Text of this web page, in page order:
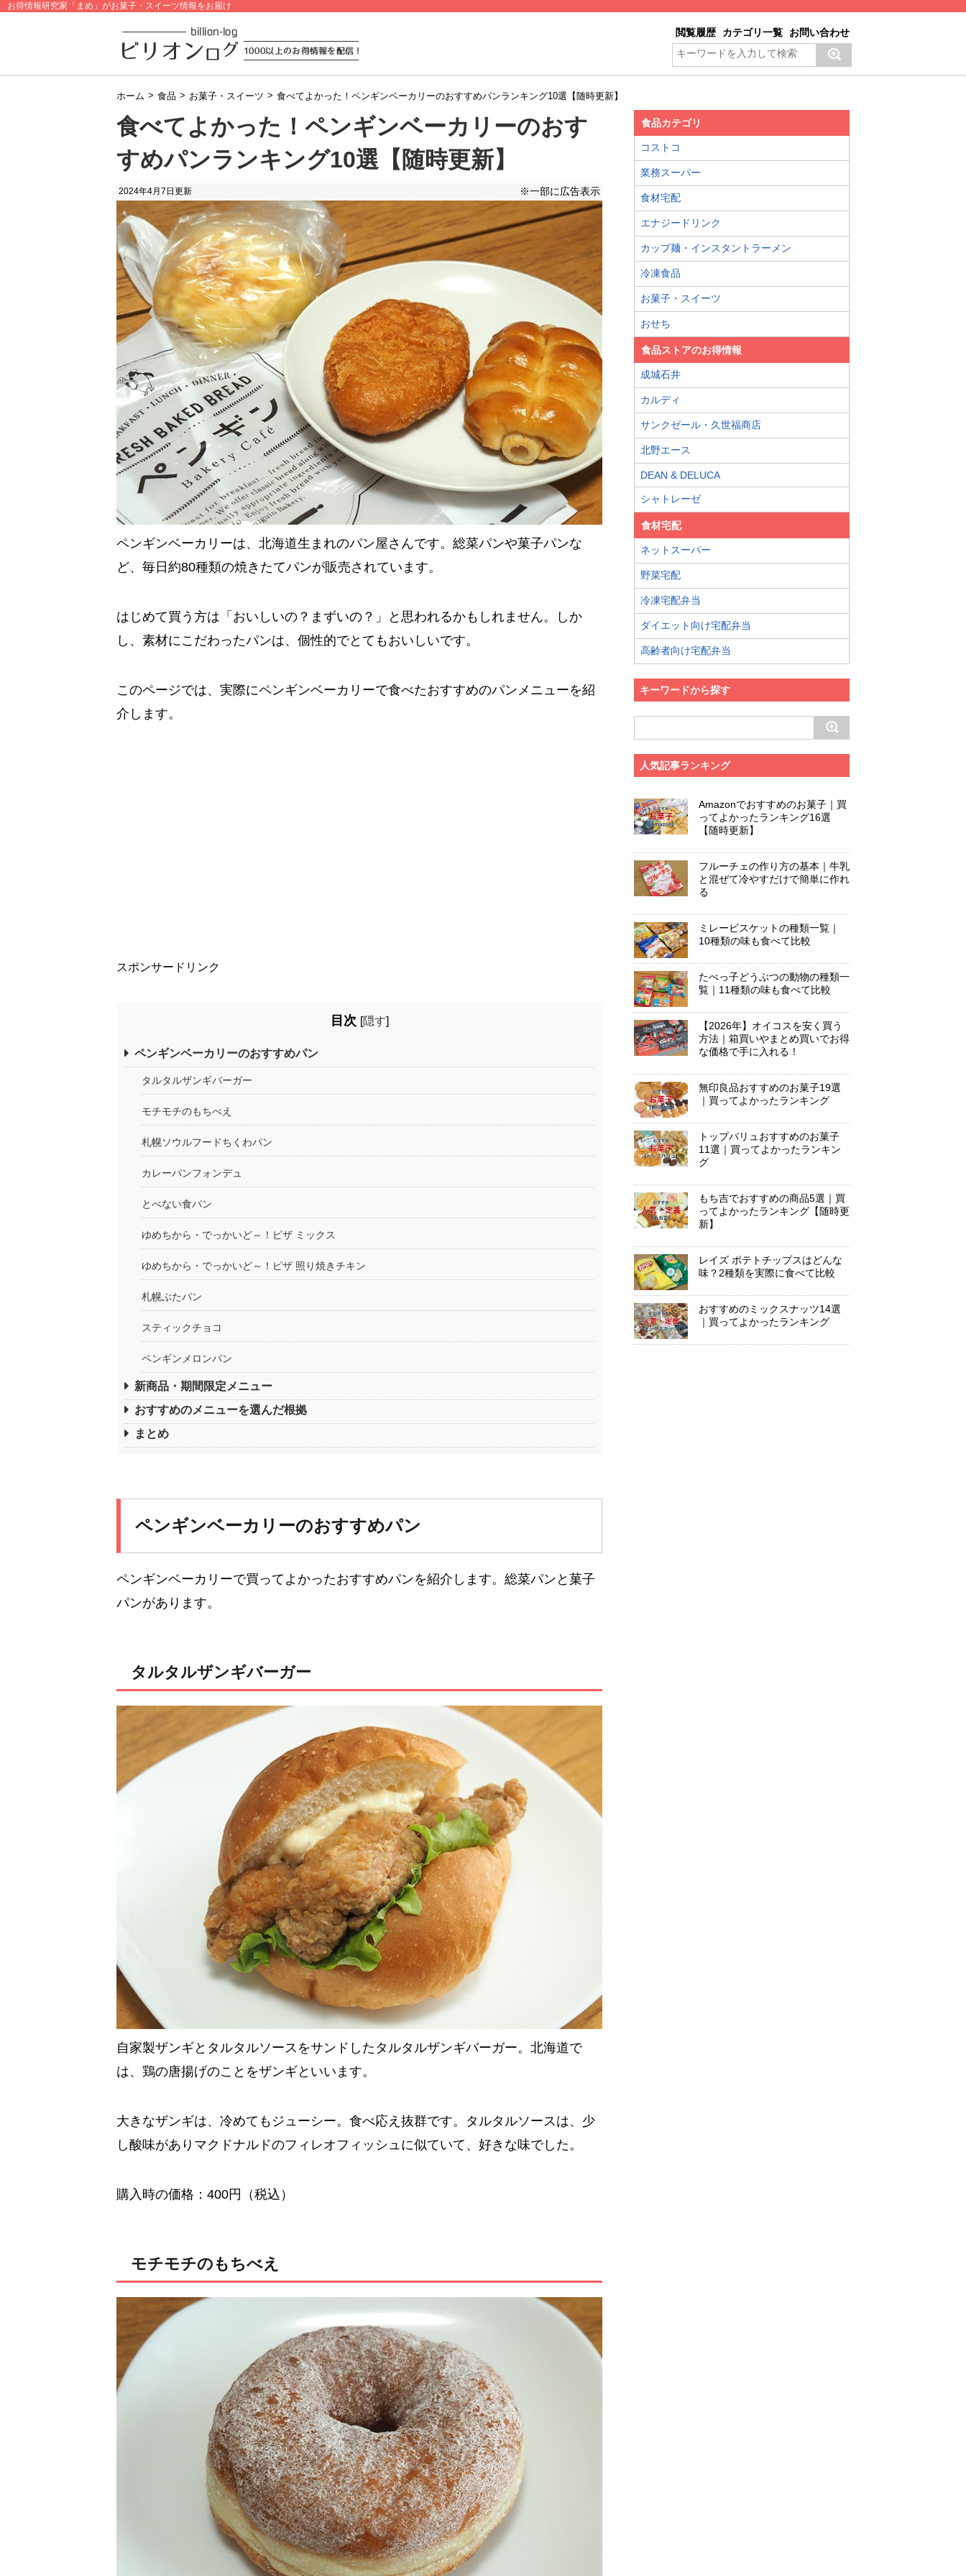
お得情報研究家「まめ」がお菓子・スイーツ情報をお届け
閲覧履歴 カテゴリ一覧 お問い合わせ
ホーム > 食品 > お菓子・スイーツ > 食べてよかった！ペンギンベーカリーのおすすめパンランキング10選【随時更新】
食べてよかった！ペンギンベーカリーのおす
すめパンランキング10選【随時更新】
2024年4月7日 更新 ※一部に広告表示
ペンギンベーカリーは、北海道生まれのパン屋さんです。総菜パンや菓子パンな
ど、毎日約80種類の焼きたてパンが販売されています。
はじめて買う方は「おいしいの？まずいの？」と思われるかもしれません。しか
し、素材にこだわったパンは、個性的でとてもおいしいです。
このページでは、実際にペンギンベーカリーで食べたおすすめのパンメニューを紹
介します。
スポンサードリンク
目次 [隠す]
ペンギンベーカリーのおすすめパン
タルタルザンギバーガー
モチモチのもちべえ
札幌ソウルフードちくわパン
カレーパンフォンデュ
とべない食パン
ゆめちから・でっかいど～！ピザ ミックス
ゆめちから・でっかいど～！ピザ 照り焼きチキン
札幌ぶたパン
スティックチョコ
ペンギンメロンパン
新商品・期間限定メニュー
おすすめのメニューを選んだ根拠
まとめ
ペンギンベーカリーのおすすめパン
ペンギンベーカリーで買ってよかったおすすめパンを紹介します。総菜パンと菓子
パンがあります。
タルタルザンギバーガー
自家製ザンギとタルタルソースをサンドしたタルタルザンギバーガー。北海道で
は、鶏の唐揚げのことをザンギといいます。
大きなザンギは、冷めてもジューシー。食べ応え抜群です。タルタルソースは、少
し酸味がありマクドナルドのフィレオフィッシュに似ていて、好きな味でした。
購入時の価格：400円（税込）
モチモチのもちべえ
食品カテゴリ
コストコ
業務スーパー
食材宅配
エナジードリンク
カップ麺・インスタントラーメン
冷凍食品
お菓子・スイーツ
おせち
食品ストアのお得情報
成城石井
カルディ
サンクゼール・久世福商店
北野エース
DEAN & DELUCA
シャトレーゼ
食材宅配
ネットスーパー
野菜宅配
冷凍宅配弁当
ダイエット向け宅配弁当
高齢者向け宅配弁当
キーワードから探す
人気記事ランキング
Amazonでおすすめのお菓子｜買
ってよかったランキング16選
【随時更新】
フルーチェの作り方の基本｜牛乳
と混ぜて冷やすだけで簡単に作れ
る
ミレービスケットの種類一覧｜
10種類の味も食べて比較
たべっ子どうぶつの動物の種類一
覧｜11種類の味も食べて比較
【2026年】オイコスを安く買う
方法｜箱買いやまとめ買いでお得
な価格で手に入れる！
無印良品おすすめのお菓子19選
｜買ってよかったランキング
トップバリュおすすめのお菓子
11選｜買ってよかったランキン
グ
もち吉でおすすめの商品5選｜買
ってよかったランキング【随時更
新】
レイズ ポテトチップスはどんな
味？2種類を実際に食べて比較
おすすめのミックスナッツ14選
｜買ってよかったランキング